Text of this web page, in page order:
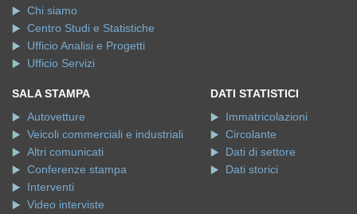
Chi siamo
Centro Studi e Statistiche
Ufficio Analisi e Progetti
Ufficio Servizi
SALA STAMPA
Autovetture
Veicoli commerciali e industriali
Altri comunicati
Conferenze stampa
Interventi
Video interviste
DATI STATISTICI
Immatricolazioni
Circolante
Dati di settore
Dati storici